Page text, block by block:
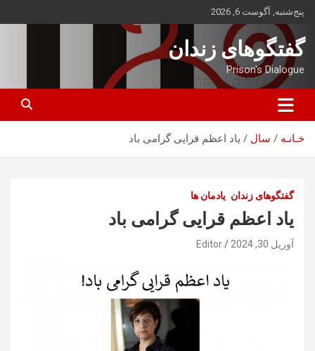
محتوا
بروید
پنج‌شنبه, آگوست 6, 2026
گفتگوهای زندان
Prison's Dialogue
خـانـه سال یاد اعظم قرایی گرامی باد
گفتگوهای زندان یادمان ها
یاد اعظم قرایی گرامی باد
آوریل 30, 2024 Editor